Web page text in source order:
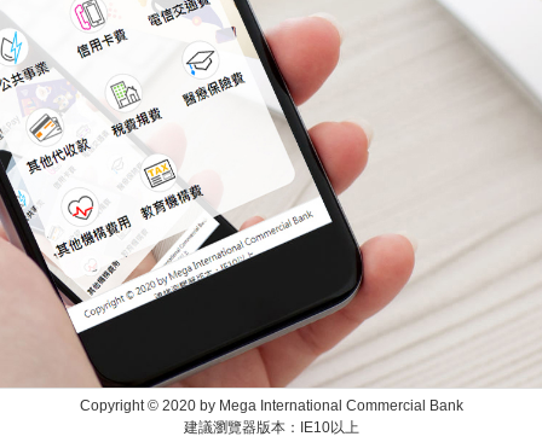
Copyright © 2020 by Mega International Commercial Bank
建議瀏覽器版本：IE10以上